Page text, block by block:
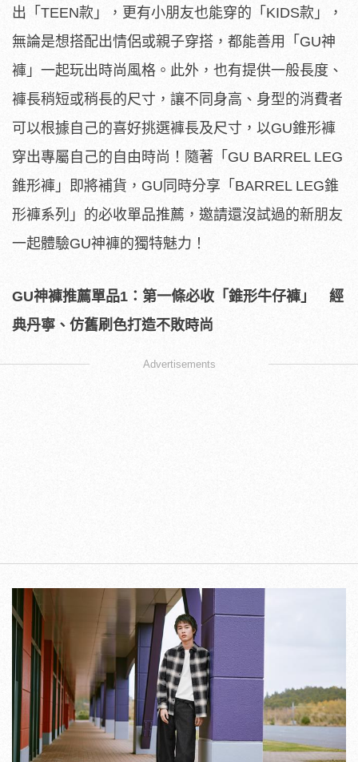
出「TEEN款」，更有小朋友也能穿的「KIDS款」，
無論是想搭配出情侶或親子穿搭，都能善用「GU神
褲」一起玩出時尚風格。此外，也有提供一般長度、
褲長稍短或稍長的尺寸，讓不同身高、身型的消費者
可以根據自己的喜好挑選褲長及尺寸，以GU錐形褲
穿出專屬自己的自由時尚！隨著「GU BARREL LEG
錐形褲」即將補貨，GU同時分享「BARREL LEG錐
形褲系列」的必收單品推薦，邀請還沒試過的新朋友
一起體驗GU神褲的獨特魅力！
GU神褲推薦單品1 ：第一條必收「錐形牛仔褲」 經
典丹寧、仿舊刷色打造不敗時尚
Advertisements